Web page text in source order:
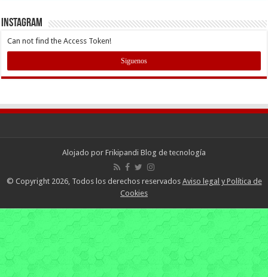
INSTAGRAM
Can not find the Access Token!
Siguenos
Alojado por Frikipandi Blog de tecnología
© Copyright 2026, Todos los derechos reservados Aviso legal y Política de
Cookies